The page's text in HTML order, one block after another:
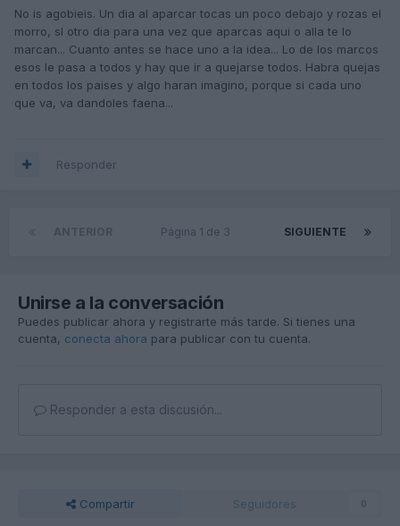
No is agobieis. Un dia al aparcar tocas un poco debajo y rozas el
morro, sl otro dia para una vez que aparcas aqui o alla te lo
marcan... Cuanto antes se hace uno a la idea... Lo de los marcos
esos le pasa a todos y hay que ir a quejarse todos. Habra quejas
en todos los paises y algo haran imagino, porque si cada uno
que va, va dandoles faena...
Responder
SIGUIENTE
Página 1 de 3
Unirse a la conversación
Puedes publicar ahora y registrarte más tarde. Si tienes una
cuenta, conecta ahora para publicar con tu cuenta.
Responder a esta discusión...
Compartir Seguidores 0